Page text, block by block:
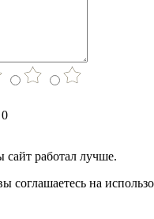
работал лучше.
соглашаетесь на